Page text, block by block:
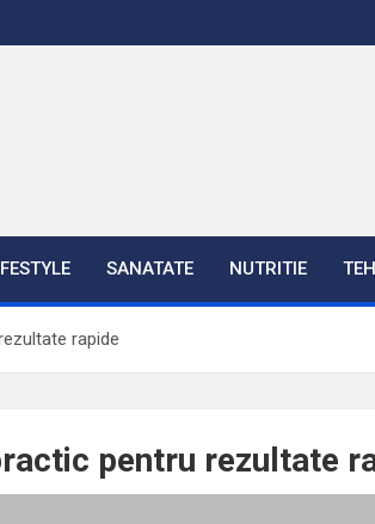
SANATATE NUTRITIE
rapide
pentru rezultate